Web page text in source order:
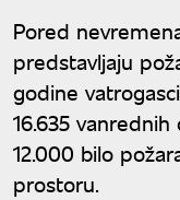
Pored
predstavljaju
godine
16.635
12.000 bilo
prostoru.